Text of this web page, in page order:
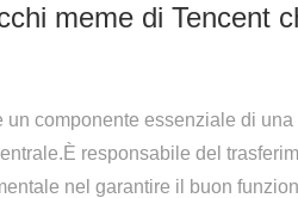
meme di Tencent
un componente essenziale di
responsabile del
nel garantire il buon